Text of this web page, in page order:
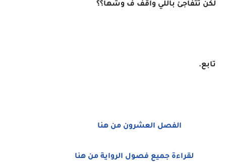
لكن تتفاجئ باللي واقف ف وشها؟؟
تابع.
الفصل العشرون من هنا
لقراءة جميع فصول الرواية من هنا